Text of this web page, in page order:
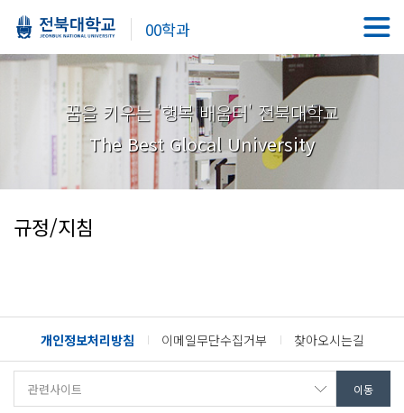
00학과
꿈을 키우는 '행복 배움터' 전북대학교
The Best Glocal University
규정/지침
개인정보처리방침 이메일무단수집거부 찾아오시는길